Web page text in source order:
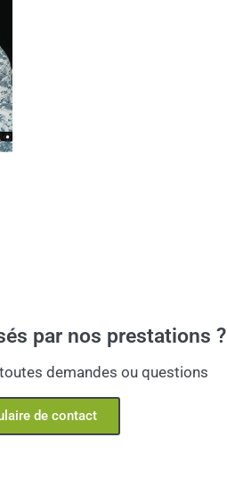
par nos prestations ?
demandes ou questions
de contact